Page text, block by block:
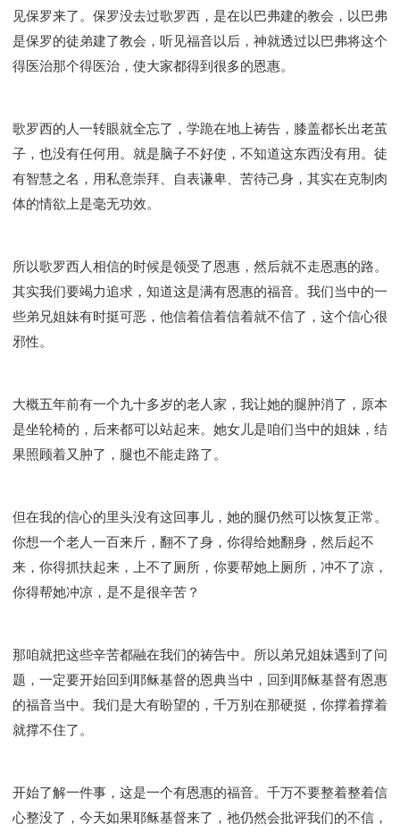
见保罗来了。保罗没去过歌罗西，是在以巴弗建的教会，以巴弗
是保罗的徒弟建了教会，听见福音以后，神就透过以巴弗将这个
得医治那个得医治，使大家都得到很多的恩惠。
歌罗西的人一转眼就全忘了，学跪在地上祷告，膝盖都长出老茧
子，也没有任何用。就是脑子不好使，不知道这东西没有用。徒
有智慧之名，用私意崇拜、自表谦卑、苦待己身，其实在克制肉
体的情欲上是毫无功效。
所以歌罗西人相信的时候是领受了恩惠，然后就不走恩惠的路。
其实我们要竭力追求，知道这是满有恩惠的福音。我们当中的一
些弟兄姐妹有时挺可恶，他信着信着信着就不信了，这个信心很
邪性。
大概五年前有一个九十多岁的老人家，我让她的腿肿消了，原本
是坐轮椅的，后来都可以站起来。她女儿是咱们当中的姐妹，结
果照顾着又肿了，腿也不能走路了。
但在我的信心的里头没有这回事儿，她的腿仍然可以恢复正常。
你想一个老人一百来斤，翻不了身，你得给她翻身，然后起不
来，你得抓扶起来，上不了厕所，你要帮她上厕所，冲不了凉，
你得帮她冲凉，是不是很辛苦？
那咱就把这些辛苦都融在我们的祷告中。所以弟兄姐妹遇到了问
题，一定要开始回到耶稣基督的恩典当中，回到耶稣基督有恩惠
的福音当中。我们是大有盼望的，千万别在那硬挺，你撑着撑着
就撑不住了。
开始了解一件事，这是一个有恩惠的福音。千万不要整着整着信
心整没了，今天如果耶稣基督来了，祂仍然会批评我们的不信，